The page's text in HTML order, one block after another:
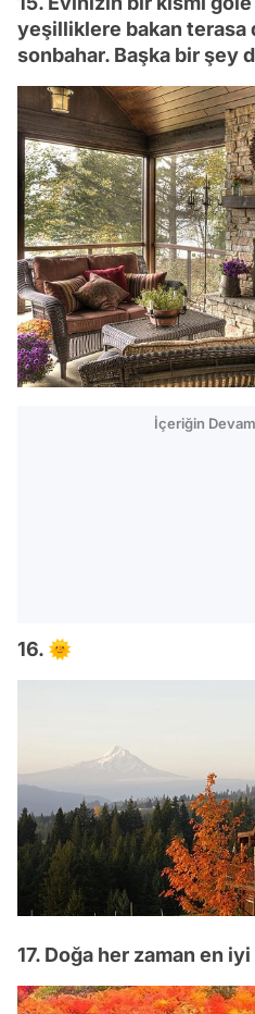
yeşilliklere bakan terasa
sonbahar. Başka bir şey
İçeriğin
16. 🌞
17. Doğa her zaman en